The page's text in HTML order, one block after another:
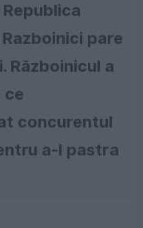
pare
Războinicul a
ce
concurentul
a-l pastra